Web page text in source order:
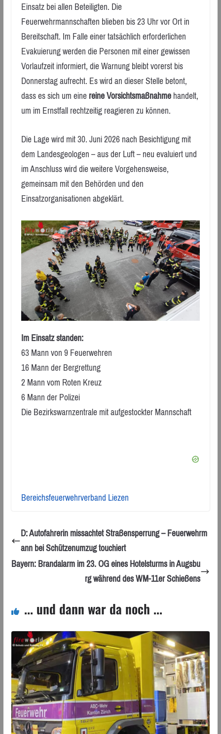
Einsatz bei allen Beteiligten. Die
Feuerwehrmannschaften blieben bis 23 Uhr vor Ort in
Bereitschaft. Im Falle einer tatsächlich erforderlichen
Evakuierung werden die Personen mit einer gewissen
Vorlaufzeit informiert, die Warnung bleibt vorerst bis
Donnerstag aufrecht. Es wird an dieser Stelle betont,
dass es sich um einereine Vorsichtsmaßnahmehandelt,
um im Ernstfall rechtzeitig reagieren zu können.
Die Lage wird mit 30. Juni 2026 nach Besichtigung mit
dem Landesgeologen – aus der Luft – neu evaluiert und
im Anschluss wird die weitere Vorgehensweise,
gemeinsam mit den Behörden und den
Einsatzorganisationen abgeklärt.
Im Einsatz standen:
63 Mann von 9 Feuerwehren
16 Mann der Bergrettung
2 Mann vom Roten Kreuz
6 Mann der Polizei
Die Bezirkswarnzentrale mit aufgestockter Mannschaft
Bereichsfeuerwehrverband Liezen
D: Autofahrerin missachtet Straßensperrung – Feuerwehrm
ann bei Schützenumzug touchiert
Bayern: Brandalarm im 23. OG eines Hotelsturms in Augsbu
rg während des WM-11er Schießens
... und dann war da noch ...